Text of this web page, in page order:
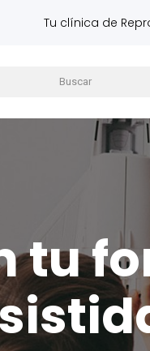
Tu clínica de
tu